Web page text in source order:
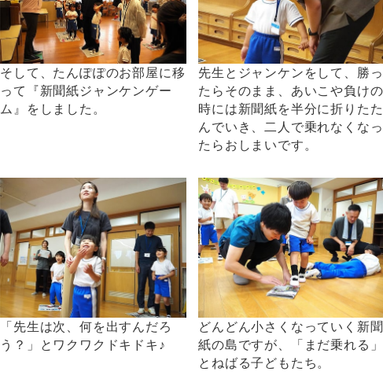
そして、たんぽぽのお部屋に移
って『新聞紙ジャンケンゲー
ム』をしました。
先生とジャンケンをして、勝っ
たらそのまま、あいこや負けの
時には新聞紙を半分に折りたた
んでいき、二人で乗れなくなっ
たらおしまいです。
「先生は次、何を出すんだろ
う？」とワクワクドキドキ♪
どんどん小さくなっていく新聞
紙の島ですが、「まだ乗れる」
とねばる子どもたち。